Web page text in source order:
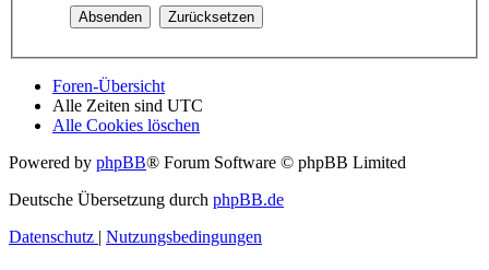
Foren-Übersicht
Alle Zeiten sind UTC
Alle Cookies löschen
Powered by phpBB® Forum Software © phpBB Limited
Deutsche Übersetzung durch phpBB.de
Datenschutz | Nutzungsbedingungen